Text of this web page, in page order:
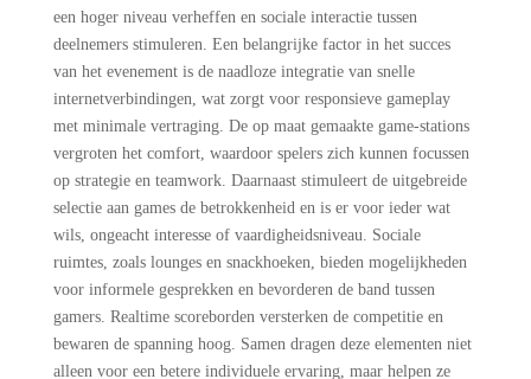
een hoger niveau verheffen en sociale interactie tussen
deelnemers stimuleren. Een belangrijke factor in het succes
van het evenement is de naadloze integratie van snelle
internetverbindingen, wat zorgt voor responsieve gameplay
met minimale vertraging. De op maat gemaakte game-stations
vergroten het comfort, waardoor spelers zich kunnen focussen
op strategie en teamwork. Daarnaast stimuleert de uitgebreide
selectie aan games de betrokkenheid en is er voor ieder wat
wils, ongeacht interesse of vaardigheidsniveau. Sociale
ruimtes, zoals lounges en snackhoeken, bieden mogelijkheden
voor informele gesprekken en bevorderen de band tussen
gamers. Realtime scoreborden versterken de competitie en
bewaren de spanning hoog. Samen dragen deze elementen niet
alleen voor een betere individuele ervaring, maar helpen ze